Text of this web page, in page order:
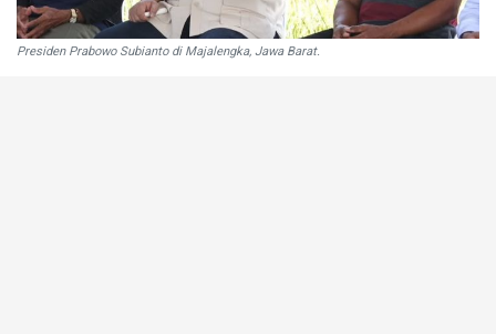
Presiden Prabowo Subianto di Majalengka, Jawa Barat.